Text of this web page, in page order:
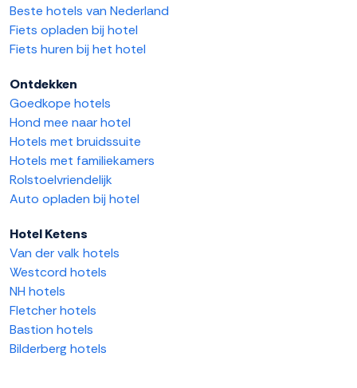
Beste hotels van Nederland
Fiets opladen bij hotel
Fiets huren bij het hotel
Ontdekken
Goedkope hotels
Hond mee naar hotel
Hotels met bruidssuite
Hotels met familiekamers
Rolstoelvriendelijk
Auto opladen bij hotel
Hotel Ketens
Van der valk hotels
Westcord hotels
NH hotels
Fletcher hotels
Bastion hotels
Bilderberg hotels